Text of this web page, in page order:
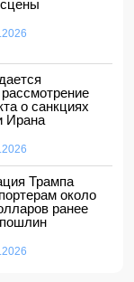
в
для
питонов и
поженились
стали
о санкциях
Ирана
Трампа
около
ранее